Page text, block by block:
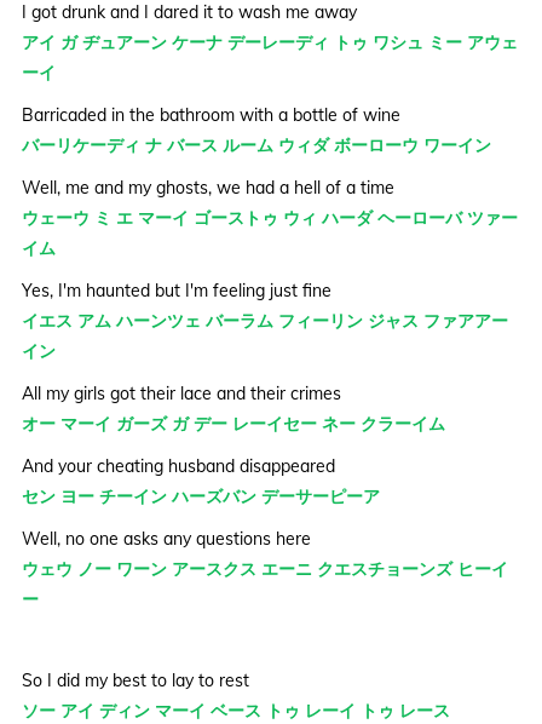
I got drunk and I dared it to wash me away
アイ ガ ヂュアーン ケーナ デーレーディ トゥ ワシュ ミー アウェ
ーイ
Barricaded in the bathroom with a bottle of wine
バーリケーディ ナ バース ルーム ウィダ ボーローウ ワーイン
Well, me and my ghosts, we had a hell of a time
ウェーウ ミ エ マーイ ゴーストゥ ウィ ハーダ ヘーローバ ツァー
イム
Yes, I'm haunted but I'm feeling just fine
イエス アム ハーンツェ バーラム フィーリン ジャス ファアアー
イン
All my girls got their lace and their crimes
オー マーイ ガーズ ガ デー レーイセー ネー クラーイム
And your cheating husband disappeared
セン ヨー チーイン ハーズバン デーサーピーア
Well, no one asks any questions here
ウェウ ノー ワーン アースクス エーニ クエスチョーンズ ヒーイ
ー
So I did my best to lay to rest
ソー アイ ディン マーイ ベース トゥ レーイ トゥ レース